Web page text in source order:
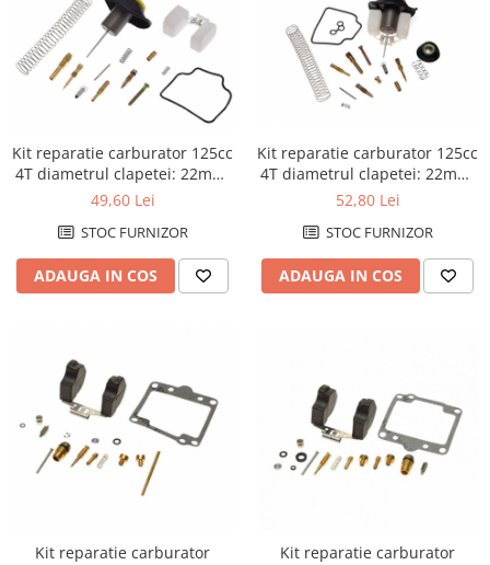
Ambielaj standard / racing
Kit biela
Kit rulmenti ambielaj
Rulmenti ambielaj
Ambreaj
Ambreaj plecare
Arcuri ambreiaj
Capac aprindere / ambreaj
Distributie
Axa came
Cheie lant distributie
Kit reparatie carburator 125cc
4T diametrul clapetei: 22mm,
diametru membranei: 58mm
49,60 Lei
STOC FURNIZOR
ADAUGA IN COS
Kit reparatie carburator 125cc
4T diametrul clapetei: 22mm,
diametru membranei: 58mm,
52,80 Lei
STOC FURNIZOR
ADAUGA IN COS
Kit reparatie carburator
Kit reparatie carburator